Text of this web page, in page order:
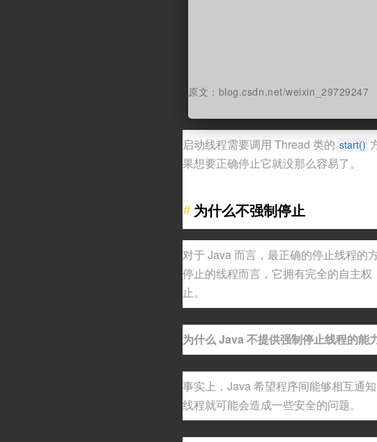
原文：blog.csdn.net/weixin_29729247
启动线程需要调用 Thread 类的 start()
果想要正确停止它就没那么容易了。
为什么不强制停止
对于 Java 而言，最正确的停止线程的
停止的线程而言，它拥有完全的自主
止。
为什么 Java 不提供强制停止线程的能
事实上，Java 希望程序间能够相互通
线程就可能会造成一些安全的问题。